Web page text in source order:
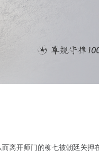
开师门的柳七被朝廷关押